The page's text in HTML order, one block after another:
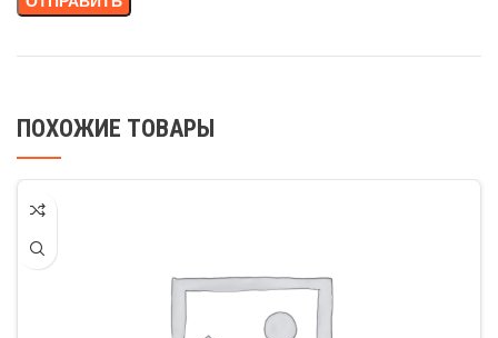
ПОХОЖИЕ ТОВАРЫ